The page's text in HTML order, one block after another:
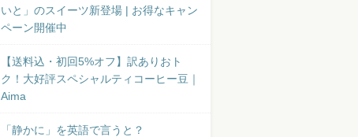
いと」のスイーツ新登場 | お得なキャン
ペーン開催中
【送料込・初回5%オフ】訳ありおト
ク！大好評スペシャルティコーヒー豆｜
Aima
「静かに」を英語で言うと？